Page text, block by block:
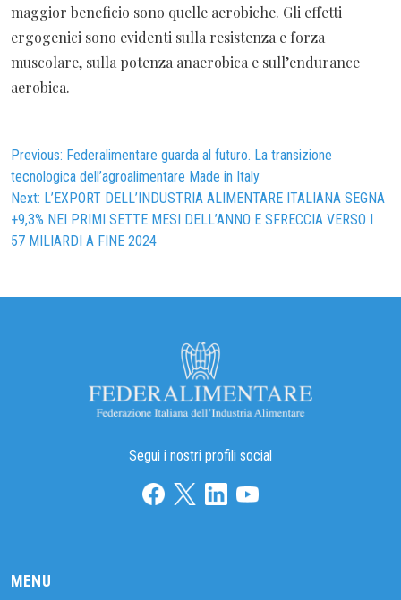
maggior beneficio sono quelle aerobiche. Gli effetti
ergogenici sono evidenti sulla resistenza e forza
muscolare, sulla potenza anaerobica e sull’endurance
aerobica.
Navigazione
articoli
Previous: Federalimentare guarda al futuro. La transizione
tecnologica dell’agroalimentare Made in Italy
Next: L’EXPORT DELL’INDUSTRIA ALIMENTARE ITALIANA SEGNA
+9,3% NEI PRIMI SETTE MESI DELL’ANNO E SFRECCIA VERSO I
57 MILIARDI A FINE 2024
Segui i nostri profili social
MENU